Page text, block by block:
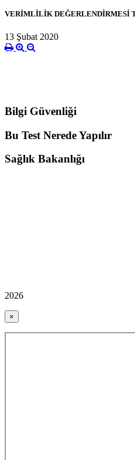
VERİMLİLİK DEĞERLENDİRMESİ
13 Şubat 2020
Bilgi Güvenliği
Bu Test Nerede Yapılır
Sağlık Bakanlığı
2026
×